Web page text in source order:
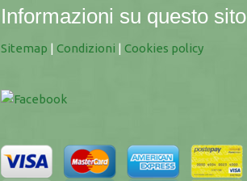
Informazioni su questo sito
Sitemap | Condizioni | Cookies policy